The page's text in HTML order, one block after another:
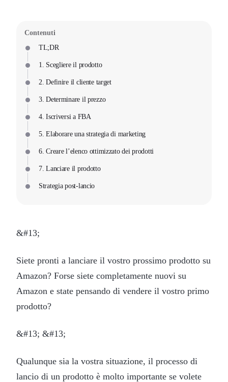
Contenuti
TL;DR
1. Scegliere il prodotto
2. Definire il cliente target
3. Determinare il prezzo
4. Iscriversi a FBA
5. Elaborare una strategia di marketing
6. Creare l’elenco ottimizzato dei prodotti
7. Lanciare il prodotto
Strategia post-lancio
&#13;
Siete pronti a lanciare il vostro prossimo prodotto su
Amazon? Forse siete completamente nuovi su
Amazon e state pensando di vendere il vostro primo
prodotto?
&#13; &#13;
Qualunque sia la vostra situazione, il processo di
lancio di un prodotto è molto importante se volete